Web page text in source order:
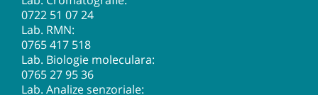
0722 51 07 24
Lab. RMN:
0765 417 518
Lab. Biologie moleculara:
0765 27 95 36
Lab. Analize senzoriale: